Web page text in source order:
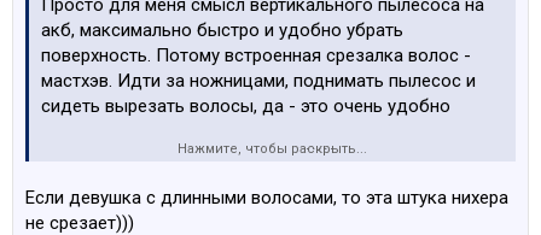
Просто для меня смысл вертикального пылесоса на
акб, максимально быстро и удобно убрать
поверхность. Потому встроенная срезалка волос -
мастхэв. Идти за ножницами, поднимать пылесос и
сидеть вырезать волосы, да - это очень удобно
Лучше тот где циферка больше)))))
Нажмите, чтобы раскрыть...
Если девушка с длинными волосами, то эта штука нихера
не срезает)))